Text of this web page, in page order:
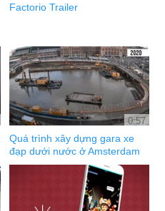
Factorio Trailer
0:57
Quá trình xây dựng gara xe
đạp dưới nước ở Amsterdam